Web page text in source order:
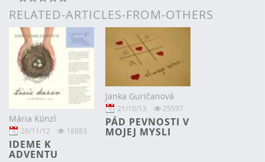
RELATED-ARTICLES-FROM-OTHERS
Mária Künzl
26/11/12 18883
IDEME K
ADVENTU
Janka Guričanová
21/10/13 25597
PÁD PEVNOSTI V
MOJEJ MYSLI